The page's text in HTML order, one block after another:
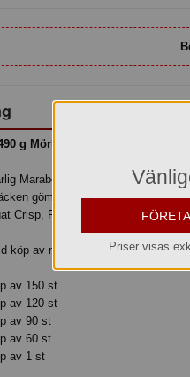
g Mörkgrå Tomtedans med rött
Marabou Twist-blandning ingår
gömmer sig allt från
Crisp, Fransk Nougat, Nötti,
köp av minst:
av 150 st
av 120 st
av 90 st
av 60 st
av 1 st
Priser visas